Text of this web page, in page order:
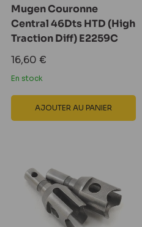
Mugen Couronne
Central 46Dts HTD (High
Traction Diff) E2259C
Prix
réduit
16,60 €
En stock
AJOUTER AU PANIER